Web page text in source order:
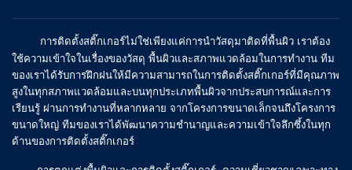
การติดตั้งสติ๊กเกอร์ไม่ใช่เพียงแค่การนำวัสดุมาติดที่พื้นผิว เราต้อง
ใช้ความเข้าใจในเรื่องของวัสดุ พื้นผิวและสภาพแวดล้อมในการทำงาน ทีม
ของเราได้รับการฝึกฝนให้มีความสามารถในการติดตั้งสติ๊กเกอร์ที่มีคุณภาพ
สูงในทุกสภาพแวดล้อมและบนทุกประเภทพื้นผิวจากประสบการณ์และการ
เรียนรู้ ผ่านการทำงานที่หลากหลาย จากโครงการขนาดเล็กจนถึงโครงการ
ขนาดใหญ่ ทีมของเราได้พัฒนาความชำนาญและความเข้าใจลึกซึ้งในทุก
ด้านของการติดตั้งสติ๊กเกอร์